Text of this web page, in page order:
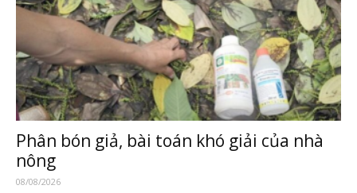
Phân bón giả, bài toán khó giải của nhà
nông
08/08/2026